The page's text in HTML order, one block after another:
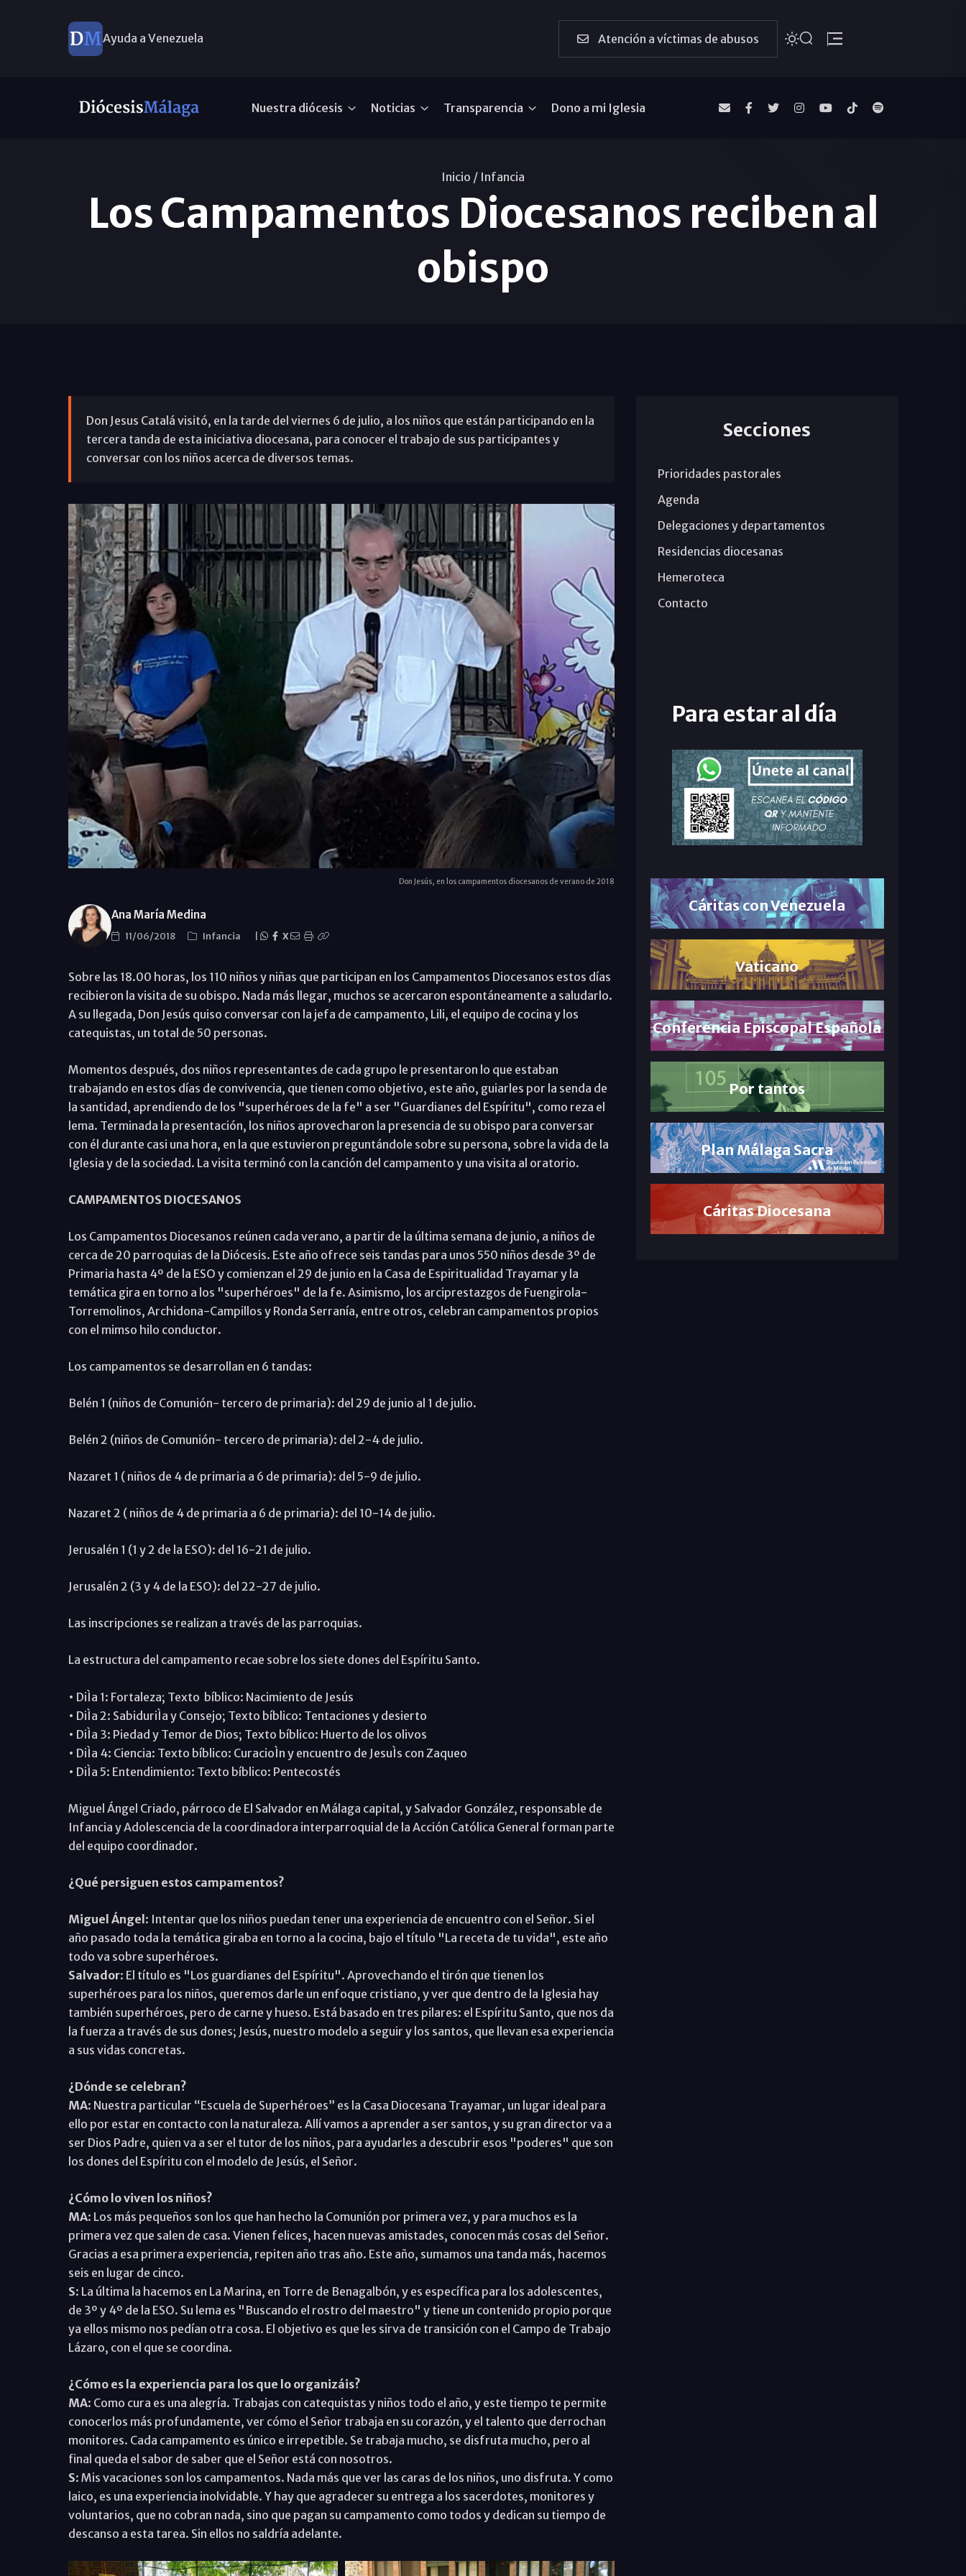
Ayuda a Venezuela Atención a víctimas de abusos
Nuestra diócesis Noticias Transparencia Dono a mi Iglesia
Inicio / Infancia
Los Campamentos Diocesanos reciben al
obispo
Don Jesus Catalá visitó, en la tarde del viernes 6 de julio, a los niños que están participando en la
tercera tanda de esta iniciativa diocesana, para conocer el trabajo de sus participantes y
conversar con los niños acerca de diversos temas.
Don Jesús, en los campamentos diocesanos de verano de 2018
Ana María Medina
11/06/2018 Infancia X
Sobre las 18.00 horas, los 110 niños y niñas que participan en los Campamentos Diocesanos estos días
recibieron la visita de su obispo. Nada más llegar, muchos se acercaron espontáneamente a saludarlo.
A su llegada, Don Jesús quiso conversar con la jefa de campamento, Lili, el equipo de cocina y los
catequistas, un total de 50 personas.
Momentos después, dos niños representantes de cada grupo le presentaron lo que estaban
trabajando en estos días de convivencia, que tienen como objetivo, este año, guiarles por la senda de
la santidad, aprendiendo de los "superhéroes de la fe" a ser "Guardianes del Espíritu", como reza el
lema. Terminada la presentación, los niños aprovecharon la presencia de su obispo para conversar
con él durante casi una hora, en la que estuvieron preguntándole sobre su persona, sobre la vida de la
Iglesia y de la sociedad. La visita terminó con la canción del campamento y una visita al oratorio.
CAMPAMENTOS DIOCESANOS
Los Campamentos Diocesanos reúnen cada verano, a partir de la última semana de junio, a niños de
cerca de 20 parroquias de la Diócesis. Este año ofrece seis tandas para unos 550 niños desde 3º de
Primaria hasta 4º de la ESO y comienzan el 29 de junio en la Casa de Espiritualidad Trayamar y la
temática gira en torno a los "superhéroes" de la fe. Asimismo, los arciprestazgos de Fuengirola-
Torremolinos, Archidona-Campillos y Ronda Serranía, entre otros, celebran campamentos propios
con el mimso hilo conductor.
Los campamentos se desarrollan en 6 tandas:
Belén 1 (niños de Comunión- tercero de primaria): del 29 de junio al 1 de julio.
Belén 2 (niños de Comunión- tercero de primaria): del 2-4 de julio.
Nazaret 1 ( niños de 4 de primaria a 6 de primaria): del 5-9 de julio.
Nazaret 2 ( niños de 4 de primaria a 6 de primaria): del 10-14 de julio.
Jerusalén 1 (1 y 2 de la ESO): del 16-21 de julio.
Jerusalén 2 (3 y 4 de la ESO): del 22-27 de julio.
Las inscripciones se realizan a través de las parroquias.
La estructura del campamento recae sobre los siete dones del Espíritu Santo.
• DiÌa 1: Fortaleza; Texto bíblico: Nacimiento de Jesús
• DiÌa 2: SabiduriÌa y Consejo; Texto bíblico: Tentaciones y desierto
• DiÌa 3: Piedad y Temor de Dios; Texto bíblico: Huerto de los olivos
• DiÌa 4: Ciencia: Texto bíblico: CuracioÌn y encuentro de JesuÌs con Zaqueo
• DiÌa 5: Entendimiento: Texto bíblico: Pentecostés
Miguel Ángel Criado, párroco de El Salvador en Málaga capital, y Salvador González, responsable de
Infancia y Adolescencia de la coordinadora interparroquial de la Acción Católica General forman parte
del equipo coordinador.
¿Qué persiguen estos campamentos?
Miguel Ángel: Intentar que los niños puedan tener una experiencia de encuentro con el Señor. Si el
año pasado toda la temática giraba en torno a la cocina, bajo el título "La receta de tu vida", este año
todo va sobre superhéroes.
Salvador: El título es "Los guardianes del Espíritu". Aprovechando el tirón que tienen los
superhéroes para los niños, queremos darle un enfoque cristiano, y ver que dentro de la Iglesia hay
también superhéroes, pero de carne y hueso. Está basado en tres pilares: el Espíritu Santo, que nos da
la fuerza a través de sus dones; Jesús, nuestro modelo a seguir y los santos, que llevan esa experiencia
a sus vidas concretas.
¿Dónde se celebran?
MA: Nuestra particular “Escuela de Superhéroes” es la Casa Diocesana Trayamar, un lugar ideal para
ello por estar en contacto con la naturaleza. Allí vamos a aprender a ser santos, y su gran director va a
ser Dios Padre, quien va a ser el tutor de los niños, para ayudarles a descubrir esos "poderes" que son
los dones del Espíritu con el modelo de Jesús, el Señor.
¿Cómo lo viven los niños?
MA: Los más pequeños son los que han hecho la Comunión por primera vez, y para muchos es la
primera vez que salen de casa. Vienen felices, hacen nuevas amistades, conocen más cosas del Señor.
Gracias a esa primera experiencia, repiten año tras año. Este año, sumamos una tanda más, hacemos
seis en lugar de cinco.
S: La última la hacemos en La Marina, en Torre de Benagalbón, y es específica para los adolescentes,
de 3º y 4º de la ESO. Su lema es "Buscando el rostro del maestro" y tiene un contenido propio porque
ya ellos mismo nos pedían otra cosa. El objetivo es que les sirva de transición con el Campo de Trabajo
Lázaro, con el que se coordina.
¿Cómo es la experiencia para los que lo organizáis?
MA: Como cura es una alegría. Trabajas con catequistas y niños todo el año, y este tiempo te permite
conocerlos más profundamente, ver cómo el Señor trabaja en su corazón, y el talento que derrochan
monitores. Cada campamento es único e irrepetible. Se trabaja mucho, se disfruta mucho, pero al
final queda el sabor de saber que el Señor está con nosotros.
S: Mis vacaciones son los campamentos. Nada más que ver las caras de los niños, uno disfruta. Y como
laico, es una experiencia inolvidable. Y hay que agradecer su entrega a los sacerdotes, monitores y
voluntarios, que no cobran nada, sino que pagan su campamento como todos y dedican su tiempo de
descanso a esta tarea. Sin ellos no saldría adelante.
Secciones
Prioridades pastorales
Agenda
Delegaciones y departamentos
Residencias diocesanas
Hemeroteca
Contacto
Para estar al día
Cáritas con Venezuela
Vaticano
Conferencia Episcopal Española
Por tantos
Plan Málaga Sacra
Cáritas Diocesana